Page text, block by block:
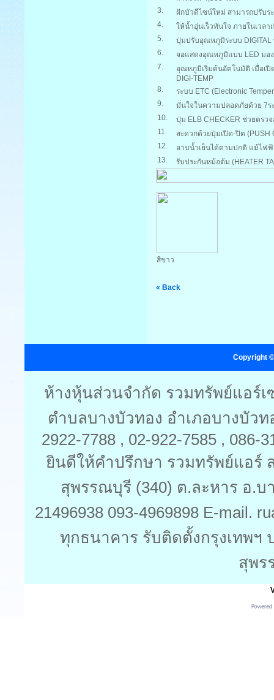
3.
ฝักบัวดีไซน์ใหม่ สามารถปรับ
4.
ให้น้ำอุ่นเร็วทันใจ ภายในเวลา
5.
ปุ่มปรับอุณหภูมิระบบ DIGITAL
6.
จอแสดงอุณหภูมิแบบ LED มอง
7.
อุณหภูมิเริ่มต้นอัตโนมัติ เมื่อเปิ
DIGI-TEMP
8.
ระบบ ETC (Electronic
9.
มั่นใจในความปลอดภัยด้วย 7ร
10.
ปุ่ม ELB CHECKER ช่วยตรว
11.
สะดวกด้วยปุ่มเปิด-ปิด (PUSH
12.
อาบน้ำเย็นได้ตามปกติ แม้ไฟ
13.
รับประกันหม้อต้ม (HEATER
สีขาว
« Back
Copyright
ห้างหุ้นส่วนจำกัด รวมทรัพย์แอร์
ตำบลบางบัวทอง อำเภอบางบัวท
2922-7788 , 02-922-7585 , 086-
ยินดีให้คำปรึกษา รวมทรัพย์แอร์
สุพรรณบุรี (340) ต.ละหาร อ.บ
21496938 093-4969898 E-mail.
ทุกธนาคาร รับติดตั้งกรุงเทพฯ
สุพร